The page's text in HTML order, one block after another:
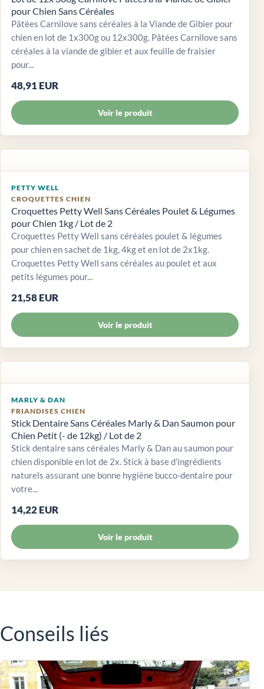
pour Chien Sans Céréales
Pâtées Carnilove sans céréales à la Viande de Gibier pour
chien en lot de 1x300g ou 12x300g. Pâtées Carnilove sans
céréales à la viande de gibier et aux feuille de fraisier
pour...
48,91 EUR
Voir le produit
PETTY WELL
CROQUETTES CHIEN
Croquettes Petty Well Sans Céréales Poulet & Légumes
pour Chien 1kg / Lot de 2
Croquettes Petty Well sans céréales poulet & légumes
pour chien en sachet de 1kg, 4kg et en lot de 2x1kg.
Croquettes Petty Well sans céréales au poulet et aux
petits légumes pour...
21,58 EUR
Voir le produit
MARLY & DAN
FRIANDISES CHIEN
Stick Dentaire Sans Céréales Marly & Dan Saumon pour
Chien Petit (- de 12kg) / Lot de 2
Stick dentaire sans céréales Marly & Dan au saumon pour
chien disponible en lot de 2x. Stick à base d'ingrédients
naturels assurant une bonne hygiène bucco-dentaire pour
votre...
14,22 EUR
Voir le produit
Conseils liés